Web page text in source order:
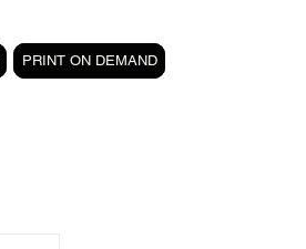
PRINT ON DEMAND